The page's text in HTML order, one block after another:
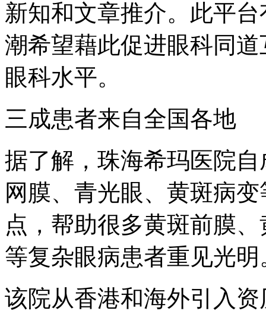
新知和文章推介。此平
潮希望藉此促进眼科同
眼科水平。
三成患者来自全国各地
据了解，珠海希玛医院
网膜、青光眼、黄斑病
点，帮助很多黄斑前膜
等复杂眼病患者重见光明
该院从香港和海外引入